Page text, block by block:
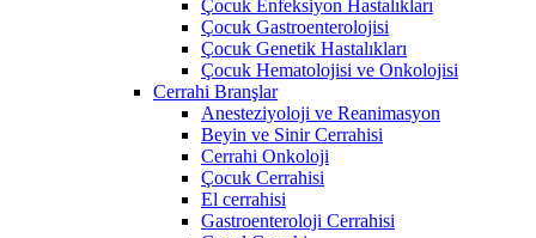
Çocuk Enfeksiyon Hastalıkları
Çocuk Gastroenterolojisi
Çocuk Genetik Hastalıkları
Çocuk Hematolojisi ve Onkolojisi
Cerrahi Branşlar
Anesteziyoloji ve Reanimasyon
Beyin ve Sinir Cerrahisi
Cerrahi Onkoloji
Çocuk Cerrahisi
El cerrahisi
Gastroenteroloji Cerrahisi